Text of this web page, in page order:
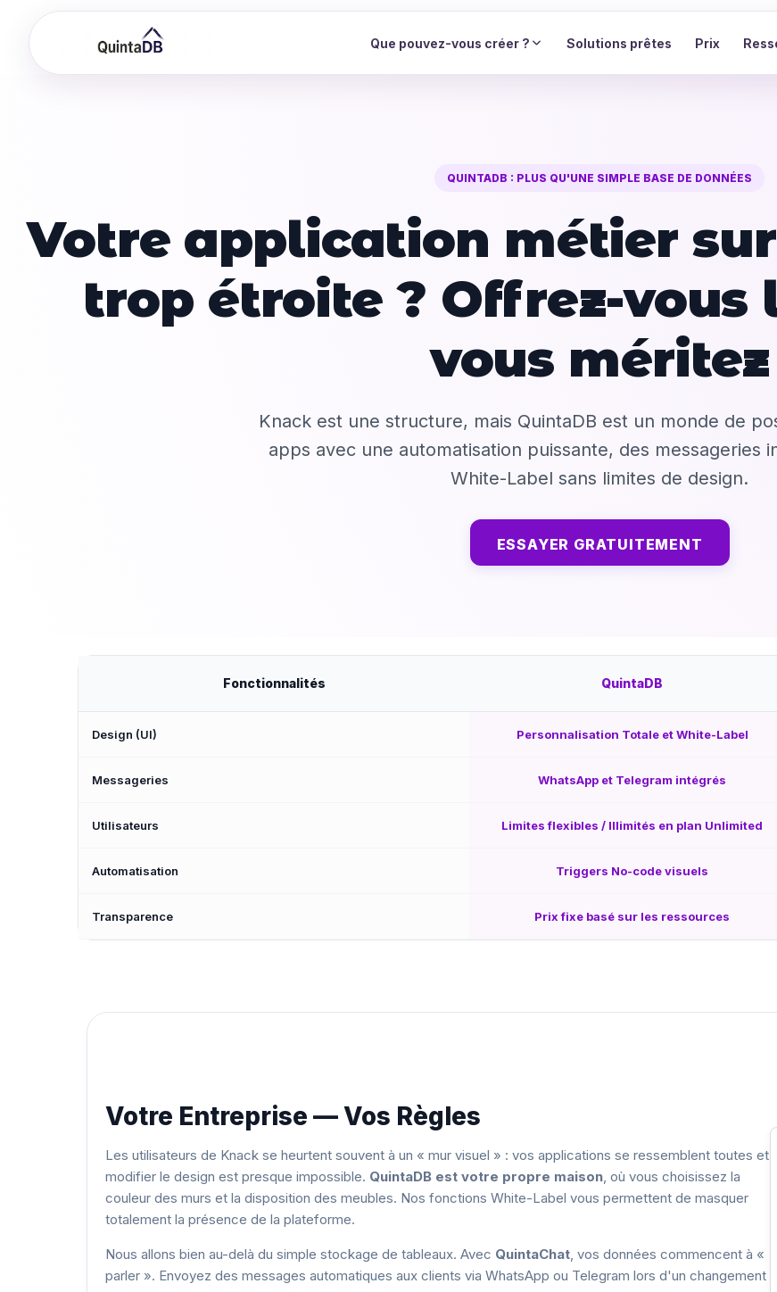
Que pouvez-vous créer ? Solutions prêtes Prix
QUINTADB : PLUS QU'UNE SIMPLE BASE DE DONNÉES
Votre application métier sur
trop étroite ? Offrez-vous
vous méritez
Knack est une structure, mais QuintaDB est un monde de
apps avec une automatisation puissante, des messageries
White-Label sans limites de design.
ESSAYER GRATUITEMENT
Fonctionnalités QuintaDB
Design (UI) Personnalisation Totale et White-Label
Messageries WhatsApp et Telegram intégrés
Utilisateurs Limites flexibles / Illimités en plan Unlimited
Automatisation Triggers No-code visuels
Transparence Prix fixe basé sur les ressources
Votre Entreprise — Vos Règles
Les utilisateurs de Knack se heurtent souvent à un « mur visuel » : vos applications se ressemblent toutes et
modifier le design est presque impossible. QuintaDB est votre propre maison, où vous choisissez la
couleur des murs et la disposition des meubles. Nos fonctions White-Label vous permettent de masquer
totalement la présence de la plateforme.
Nous allons bien au-delà du simple stockage de tableaux. Avec QuintaChat, vos données commencent à «
parler ». Envoyez des messages automatiques aux clients via WhatsApp ou Telegram lors d'un changement